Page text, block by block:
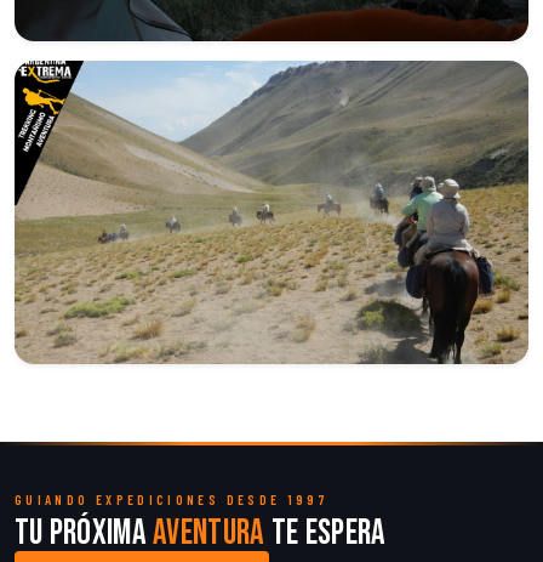
GUIANDO EXPEDICIONES DESDE 1997
Tu próximaaventura te espera